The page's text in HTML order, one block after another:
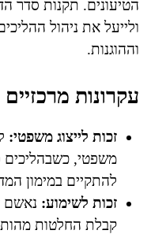
הטיעונים. תקנות סדר
ולייעל את ניהול
וההוגנות.
עקרונות
זכות לייצוג משפטי:
משפטי, כשבהליכים
להתקיים במימון
זכות לשימוע: נאשם
קבלת החלטות